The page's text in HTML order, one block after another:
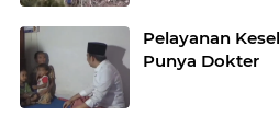
Pelayanan
Punya Dokter